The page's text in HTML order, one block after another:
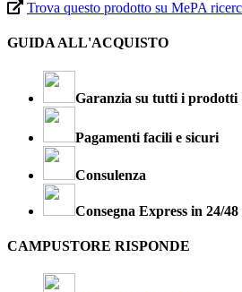
Trova questo prodotto su MePA
GUIDA ALL'ACQUISTO
Garanzia su tutti i prodotti
Pagamenti facili e sicuri
Consulenza
Consegna Express in 24/48
CAMPUSTORE RISPONDE